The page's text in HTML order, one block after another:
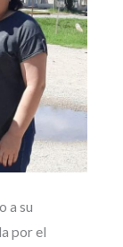
a su
por el